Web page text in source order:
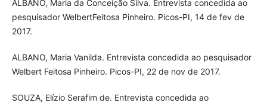
ALBANO, Maria da Conceição Silva. Entrevista concedida ao
pesquisador WelbertFeitosa Pinheiro. Picos-PI, 14 de fev de
2017.
ALBANO, Maria Vanilda. Entrevista concedida ao pesquisador
Welbert Feitosa Pinheiro. Picos-PI, 22 de nov de 2017.
SOUZA, Elízio Serafim de. Entrevista concedida ao